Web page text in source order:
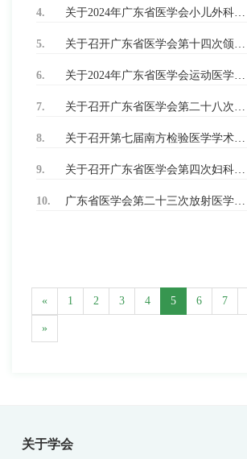
4. 关于2024年广东省医学会小儿外科学学术年会的征文通知
5. 关于召开广东省医学会第十四次颌面-头颈外科学学术会议 暨口腔颌面部微创治疗高级研修班的征文通知
6. 关于2024年广东省医学会运动医学学术年会征文通知
7. 关于召开广东省医学会第二十八次耳鼻咽喉学学术会议 暨耳鼻咽喉头颈外科新进展学习班的通知 （第一轮）
8. 关于召开第七届南方检验医学学术大会暨2024年广东省医学会检验医学学术会议的征文通知
9. 关于召开广东省医学会第四次妇科肿瘤学学术会议的征文及手术视频征集通知
10. 广东省医学会第二十三次放射医学学术会议暨第十三次影像技术学学术会议征文通知
« 1 2 3 4 5 6 7
»
关于学会